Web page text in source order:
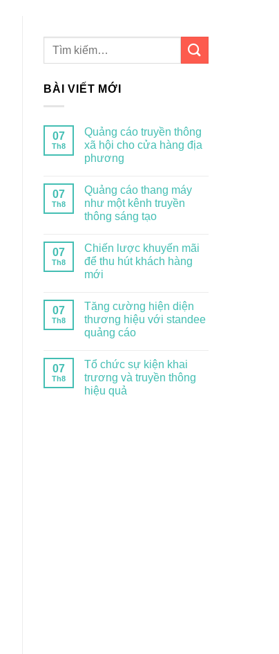
BÀI VIẾT MỚI
07
Th8
Quảng cáo truyền thông
xã hội cho cửa hàng địa
phương
07
Th8
Quảng cáo thang máy
như một kênh truyền
thông sáng tạo
07
Th8
Chiến lược khuyến mãi
để thu hút khách hàng
mới
07
Th8
Tăng cường hiện diện
thương hiệu với standee
quảng cáo
07
Th8
Tổ chức sự kiện khai
trương và truyền thông
hiệu quả